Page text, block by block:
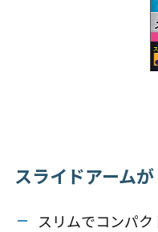
スライドアーム
スリムでコンパ